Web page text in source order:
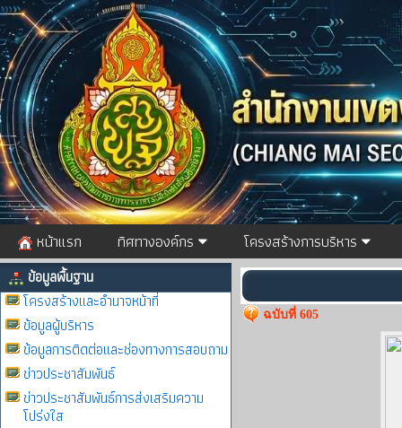
หน้าแรก ทิศทางองค์กร โครงสร้างการบริหาร
ข้อมูลพื้นฐาน
โครงสร้างและอำนาจหน้าที่
ข้อมูลผู้บริหาร
ข้อมูลการติดต่อและช่องทางการสอบถาม
ข่าวประชาสัมพันธ์
ข่าวประชาสัมพันธ์การส่งเสริมความ
โปร่งใส
ฉบับที่ 605